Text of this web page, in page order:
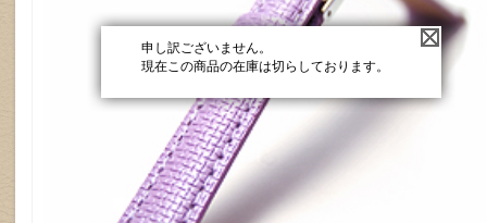
申し訳ございません。
現在この商品の在庫は切らしております。